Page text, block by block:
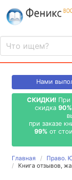
Нами
СКИДКИ! При
скидка 90%
при заказе
99% от
Главная
Право.
Книга отзывов,